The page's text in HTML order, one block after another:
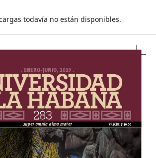
todavía no están disponibles.